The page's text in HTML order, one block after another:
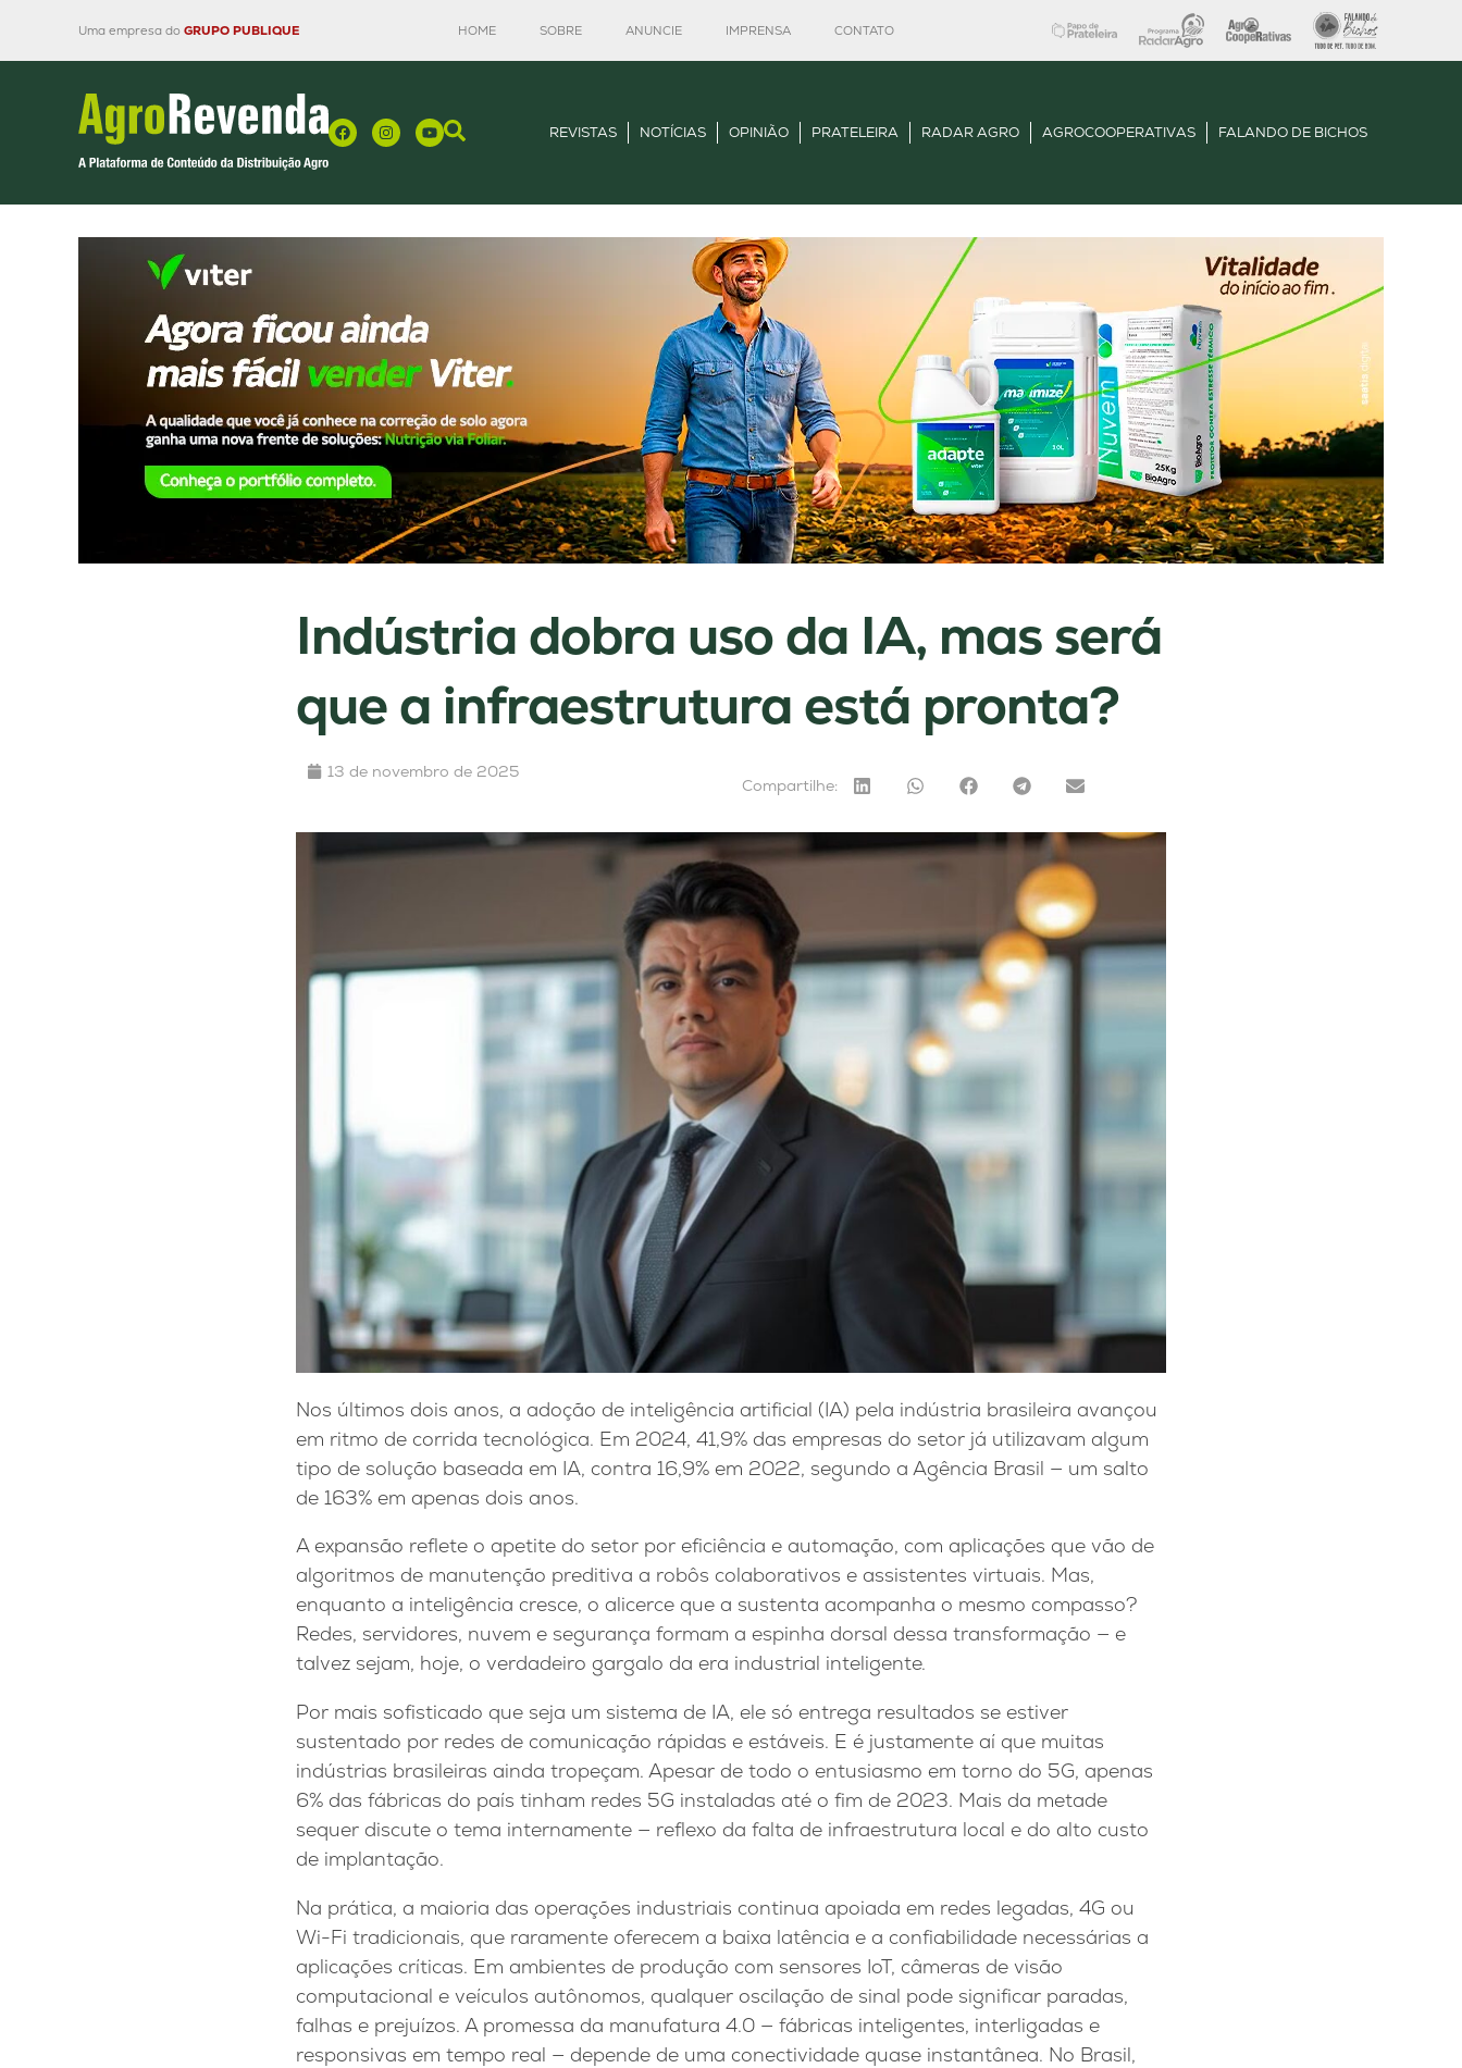
Uma empresa do GRUPO PUBLIQUE HOME SOBRE ANUNCIE IMPRENSA CONTATO
REVISTAS NOTÍCIAS OPINIÃO PRATELEIRA RADAR AGRO AGROCOOPERATIVAS FALANDO DE BICHOS
Indústria dobra uso da IA, mas será
que a infraestrutura está pronta?
13 de novembro de 2025
Compartilhe:
Nos últimos dois anos, a adoção de inteligência artificial (IA) pela indústria brasileira avançou
em ritmo de corrida tecnológica. Em 2024, 41,9% das empresas do setor já utilizavam algum
tipo de solução baseada em IA, contra 16,9% em 2022, segundo a Agência Brasil — um salto
de 163% em apenas dois anos.
A expansão reflete o apetite do setor por eficiência e automação, com aplicações que vão de
algoritmos de manutenção preditiva a robôs colaborativos e assistentes virtuais. Mas,
enquanto a inteligência cresce, o alicerce que a sustenta acompanha o mesmo compasso?
Redes, servidores, nuvem e segurança formam a espinha dorsal dessa transformação — e
talvez sejam, hoje, o verdadeiro gargalo da era industrial inteligente.
Por mais sofisticado que seja um sistema de IA, ele só entrega resultados se estiver
sustentado por redes de comunicação rápidas e estáveis. E é justamente aí que muitas
indústrias brasileiras ainda tropeçam. Apesar de todo o entusiasmo em torno do 5G, apenas
6% das fábricas do país tinham redes 5G instaladas até o fim de 2023. Mais da metade
sequer discute o tema internamente — reflexo da falta de infraestrutura local e do alto custo
de implantação.
Na prática, a maioria das operações industriais continua apoiada em redes legadas, 4G ou
Wi-Fi tradicionais, que raramente oferecem a baixa latência e a confiabilidade necessárias a
aplicações críticas. Em ambientes de produção com sensores IoT, câmeras de visão
computacional e veículos autônomos, qualquer oscilação de sinal pode significar paradas,
falhas e prejuízos. A promessa da manufatura 4.0 — fábricas inteligentes, interligadas e
responsivas em tempo real — depende de uma conectividade quase instantânea. No Brasil,